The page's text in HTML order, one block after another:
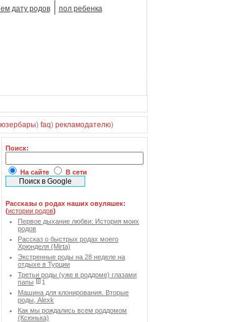
дату родов пол ребенка
юзербары) faq) рекламодателю)
Поиск:
На сайте В сети
Рассказы о родах наших овуляшек:
(истории родов)
Первое дыхание любви: История моих
родов
Рассказ о быстрых родах моего
Хрюнделя (Mirta)
Экстренные роды на 28 неделе на
отдыхе в Турции
Третьи роды (уже в роддоме) глазами
папы
1
Машина для клонирования. Вторые
роды, Alexk
Как мы рождались всем роддомом
(Ксюнька)